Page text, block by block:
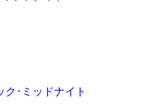
･ミッドナイト